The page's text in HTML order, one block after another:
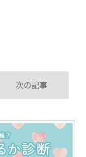
次の記事